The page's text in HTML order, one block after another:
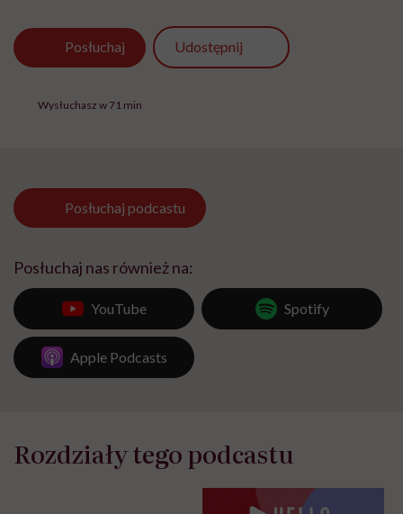
Posłuchaj Udostępnij
Wysłuchasz w 71 min
Posłuchaj podcastu
Posłuchaj nas również na:
YouTube Spotify
Apple Podcasts
Rozdziały tego podcastu